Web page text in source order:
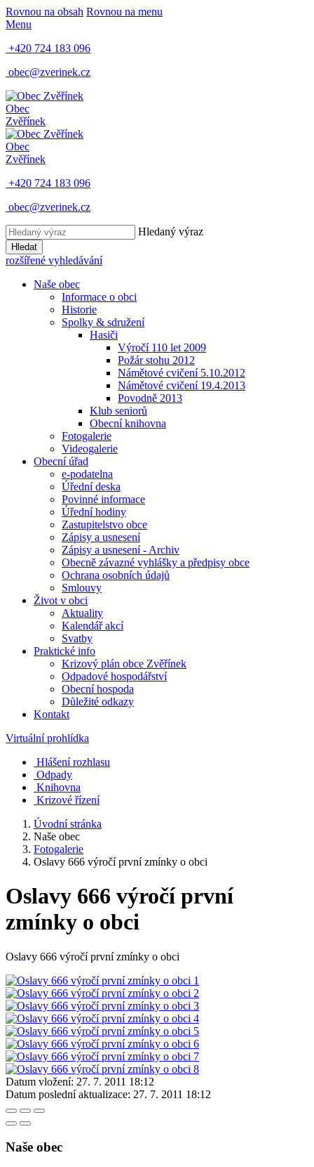
Rovnou na obsah Rovnou na menu
Menu
+420 724 183 096
obec@zverinek.cz
Obec
Zvěřínek
Obec
Zvěřínek
+420 724 183 096
obec@zverinek.cz
Hledaný výraz
Hledat
rozšířené vyhledávání
Naše obec
Informace o obci
Historie
Spolky & sdružení
Hasiči
Výročí 110 let 2009
Požár stohu 2012
Námětové cvičení 5.10.2012
Námětové cvičení 19.4.2013
Povodně 2013
Klub seniorů
Obecní knihovna
Fotogalerie
Videogalerie
Obecní úřad
e-podatelna
Úřední deska
Povinné informace
Úřední hodiny
Zastupitelstvo obce
Zápisy a usnesení
Zápisy a usnesení - Archiv
Obecně závazné vyhlášky a předpisy obce
Ochrana osobních údajů
Smlouvy
Život v obci
Aktuality
Kalendář akcí
Svatby
Praktické info
Krizový plán obce Zvěřínek
Odpadové hospodářství
Obecní hospoda
Důležité odkazy
Kontakt
Virtuální prohlídka
Hlášení rozhlasu
Odpady
Knihovna
Krizové řízení
Úvodní stránka
Naše obec
Fotogalerie
Oslavy 666 výročí první zmínky o obci
Oslavy 666 výročí první
zmínky o obci
Oslavy 666 výročí první zmínky o obci
Datum vložení: 27. 7. 2011 18:12
Datum poslední aktualizace: 27. 7. 2011 18:12
Naše obec